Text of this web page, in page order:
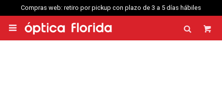
Compras web: retiro por pickup con plazo de 3 a 5 días hábiles
